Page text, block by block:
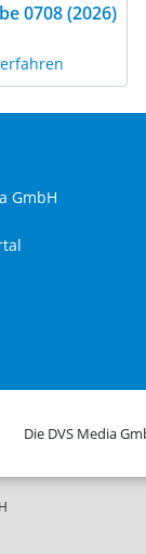
0708 (2026)
GmbH
Die DVS Media